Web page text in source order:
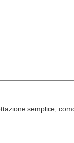
semplice,